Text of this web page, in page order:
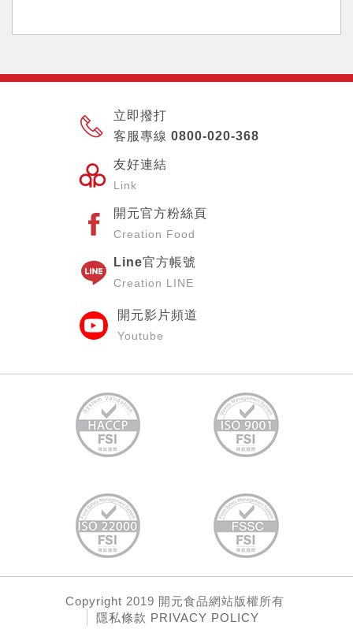
立即撥打
客服專線 0800-020-368
友好連結
Link
開元官方粉絲頁
Creation Food
Line官方帳號
Creation LINE
開元影片頻道
Youtube
Copyright 2019 開元食品網站版權所有
隱私條款 PRIVACY POLICY